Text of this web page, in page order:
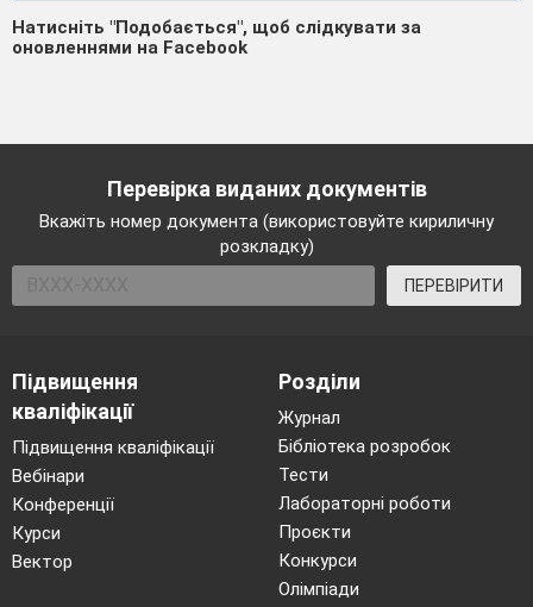
Натисніть "Подобається", щоб слідкувати за
оновленнями на Facebook
Перевірка виданих документів
Вкажіть номер документа (використовуйте кириличну
розкладку)
ПЕРЕВІРИТИ
Підвищення
кваліфікації
Підвищення кваліфікації
Вебінари
Конференції
Курси
Вектор
Розділи
Журнал
Бібліотека розробок
Тести
Лабораторні роботи
Проєкти
Конкурси
Олімпіади